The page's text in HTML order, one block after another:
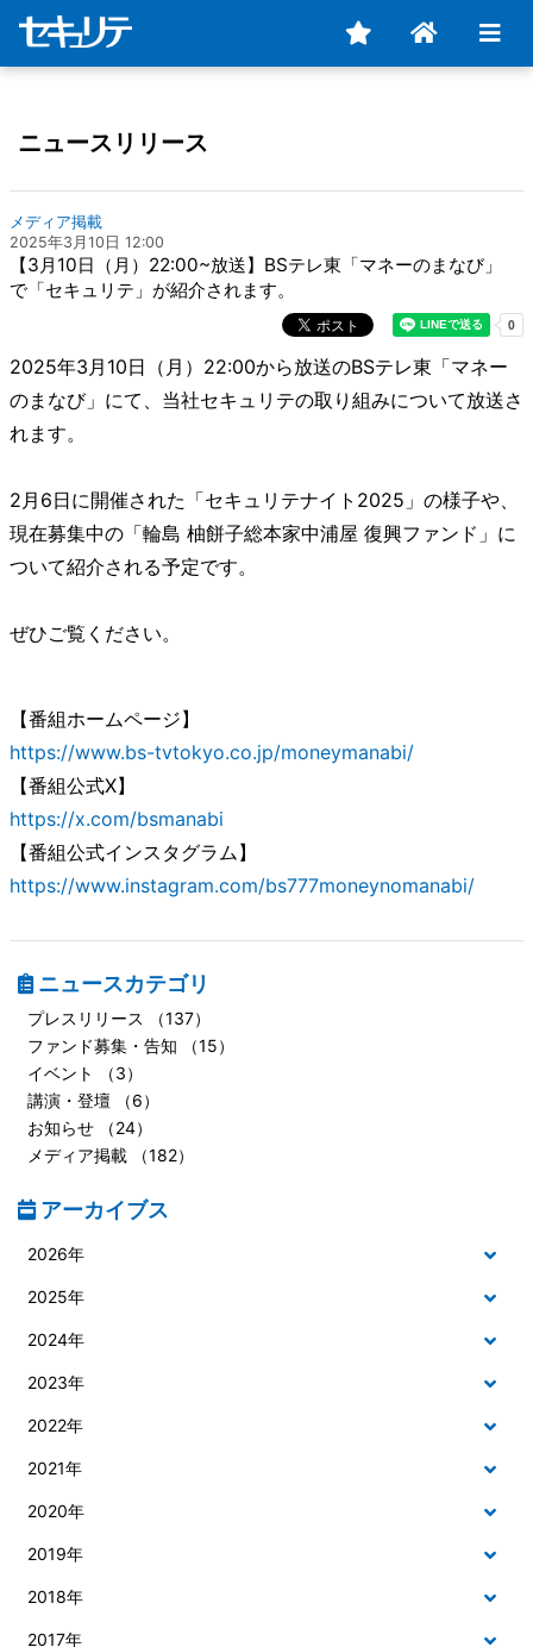
ニュースリリース
メディア掲載
2025年3月10日 12:00
【3月10日（月）22:00~放送】BSテレ東「マネーのまなび」
で「セキュリテ」が紹介されます。
2025年3月10日（月）22:00から放送のBSテレ東「マネー
のまなび」にて、当社セキュリテの取り組みについて放送さ
れます。
2月6日に開催された「セキュリテナイト2025」の様子や、
現在募集中の「輪島 柚餅子総本家中浦屋 復興ファンド」に
ついて紹介される予定です。
ぜひご覧ください。
【番組ホームページ】
https://www.bs-tvtokyo.co.jp/moneymanabi/
【番組公式X】
https://x.com/bsmanabi
【番組公式インスタグラム】
https://www.instagram.com/bs777moneynomanabi/
ニュースカテゴリ
プレスリリース （137）
ファンド募集・告知 （15）
イベント （3）
講演・登壇 （6）
お知らせ （24）
メディア掲載 （182）
アーカイブス
2026年
2025年
2024年
2023年
2022年
2021年
2020年
2019年
2018年
2017年